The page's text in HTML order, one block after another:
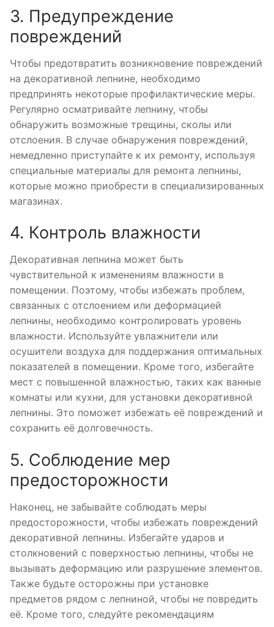
3. Предупреждение
повреждений
Чтобы предотвратить возникновение повреждений
на декоративной лепнине, необходимо
предпринять некоторые профилактические меры.
Регулярно осматривайте лепнину, чтобы
обнаружить возможные трещины, сколы или
отслоения. В случае обнаружения повреждений,
немедленно приступайте к их ремонту, используя
специальные материалы для ремонта лепнины,
которые можно приобрести в специализированных
магазинах.
4. Контроль влажности
Декоративная лепнина может быть
чувствительной к изменениям влажности в
помещении. Поэтому, чтобы избежать проблем,
связанных с отслоением или деформацией
лепнины, необходимо контролировать уровень
влажности. Используйте увлажнители или
осушители воздуха для поддержания оптимальных
показателей в помещении. Кроме того, избегайте
мест с повышенной влажностью, таких как ванные
комнаты или кухни, для установки декоративной
лепнины. Это поможет избежать её повреждений и
сохранить её долговечность.
5. Соблюдение мер
предосторожности
Наконец, не забывайте соблюдать меры
предосторожности, чтобы избежать повреждений
декоративной лепнины. Избегайте ударов и
столкновений с поверхностью лепнины, чтобы не
вызывать деформацию или разрушение элементов.
Также будьте осторожны при установке
предметов рядом с лепниной, чтобы не повредить
её. Кроме того, следуйте рекомендациям